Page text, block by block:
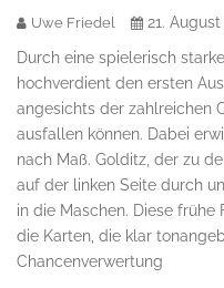
Uwe Friedel
21.
Durch eine spielerisch
hochverdient den ersten
angesichts der zahlreichen
ausfallen können. Dabei
nach Maß. Golditz, der zu
auf der linken Seite durch
in die Maschen. Diese
die Karten, die klar
Chancenverwertung